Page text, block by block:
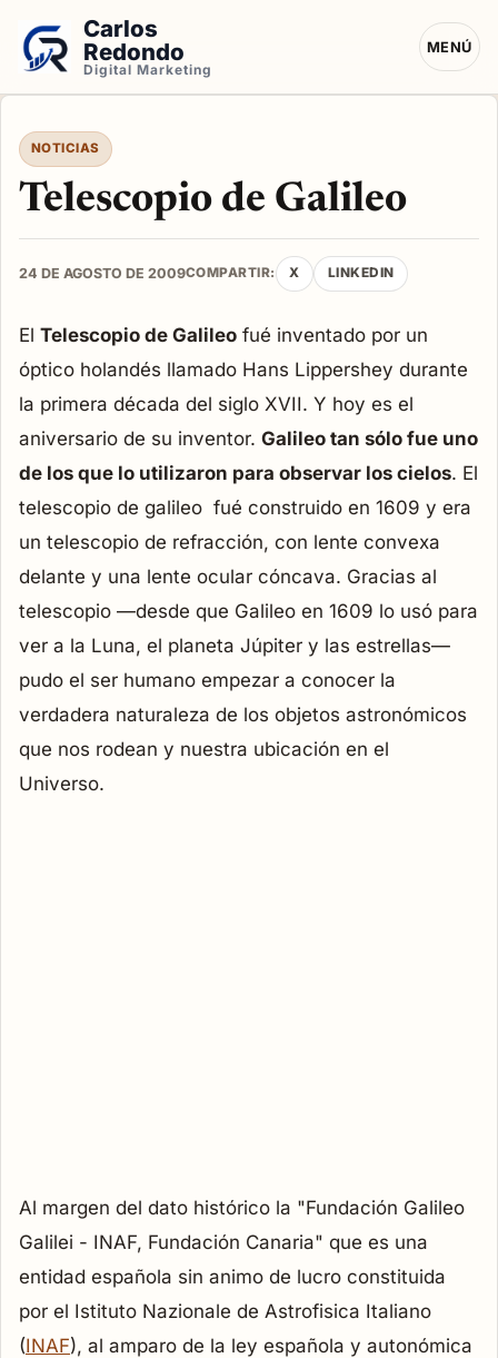
Carlos
Redondo
Digital Marketing
MENÚ
NOTICIAS
Telescopio de Galileo
24 DE AGOSTO DE 2009COMPARTIR: X LINKEDIN
El Telescopio de Galileo fué inventado por un
óptico holandés llamado Hans Lippershey durante
la primera década del siglo XVII. Y hoy es el
aniversario de su inventor. Galileo tan sólo fue uno
de los que lo utilizaron para observar los cielos. El
telescopio de galileo fué construido en 1609 y era
un telescopio de refracción, con lente convexa
delante y una lente ocular cóncava. Gracias al
telescopio —desde que Galileo en 1609 lo usó para
ver a la Luna, el planeta Júpiter y las estrellas—
pudo el ser humano empezar a conocer la
verdadera naturaleza de los objetos astronómicos
que nos rodean y nuestra ubicación en el
Universo.
Al margen del dato histórico la "Fundación Galileo
Galilei - INAF, Fundación Canaria" que es una
entidad española sin animo de lucro constituida
por el Istituto Nazionale de Astrofisica Italiano
(INAF), al amparo de la ley española y autonómica